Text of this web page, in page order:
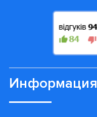
Информация